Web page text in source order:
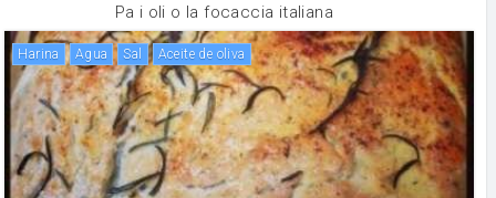
Pa i oli o la focaccia italiana
harina agua sal aceite de oliva